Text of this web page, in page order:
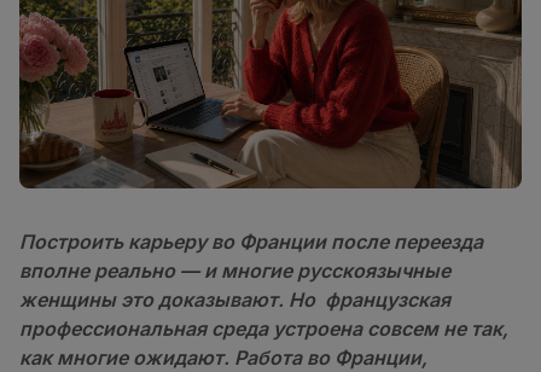
Построить карьеру во Франции после переезда
вполне реально — и многие русскоязычные
женщины это доказывают. Но французская
профессиональная среда устроена совсем не так,
как многие ожидают. Работа во Франции,